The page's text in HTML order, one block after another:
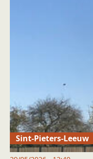
Sint-Pieters-Leeuw